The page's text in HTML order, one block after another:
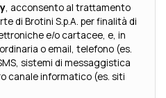
, acconsento al trattamento
S.p.A. per finalità di
e/o cartacee, e, in
o email, telefono (es.
sistemi di messaggistica
canale informatico (es. siti